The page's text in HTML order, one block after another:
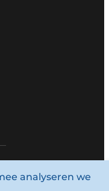
analyseren we